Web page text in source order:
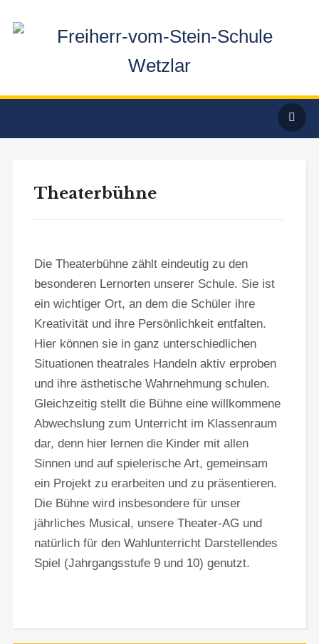
Theaterbühne
Die Theaterbühne zählt eindeutig zu den
besonderen Lernorten unserer Schule. Sie ist
ein wichtiger Ort, an dem die Schüler ihre
Kreativität und ihre Persönlichkeit entfalten.
Hier können sie in ganz unterschiedlichen
Situationen theatrales Handeln aktiv erproben
und ihre ästhetische Wahrnehmung schulen.
Gleichzeitig stellt die Bühne eine willkommene
Abwechslung zum Unterricht im Klassenraum
dar, denn hier lernen die Kinder mit allen
Sinnen und auf spielerische Art, gemeinsam
ein Projekt zu erarbeiten und zu präsentieren.
Die Bühne wird insbesondere für unser
jährliches Musical, unsere Theater-AG und
natürlich für den Wahlunterricht Darstellendes
Spiel (Jahrgangsstufe 9 und 10) genutzt.